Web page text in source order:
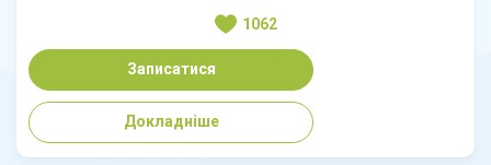
1062
Записатися
Докладніше